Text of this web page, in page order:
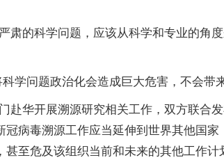
的科学问题，应该从科学和专业的角
学问题政治化会造成巨大危害，不会带
赴华开展溯源研究相关工作，双方联合
病毒溯源工作应当延伸到世界其他国
至危及该组织当前和未来的其他工作计